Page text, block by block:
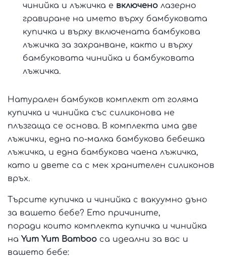
чинийка и лъжичка е включено лазерно
гравиране на името върху бамбуковата
купичка и върху включената бамбукова
лъжичка за захранване, както и върху
бамбуковата чинийка и бамбуковата
лъжичка.
Натурален бамбуков комплект от голяма
купичка и чинийка със силиконова не
плъзгаща се основа. В комплекта има две
лъжички, една по-малка бамбукова бебешка
лъжичка, и една бамбукова чаена лъжичка,
като и двете са с мек хранителен силиконов
връх.
Търсите купичка и чинийка с вакуумно дъно
за вашето бебе? Ето причините,
поради които комплекта купичка и чинийка
на Yum Yum Bamboo са идеални за вас и
вашето бебе: